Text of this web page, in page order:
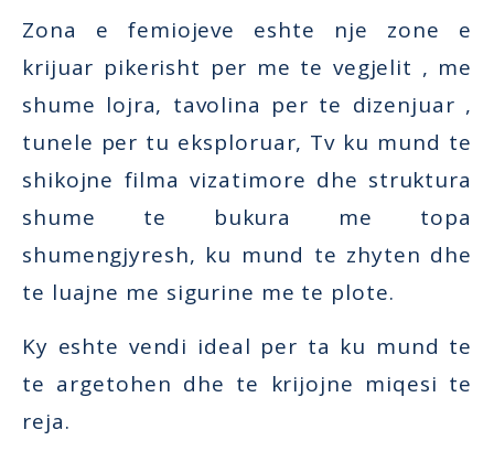
Zona e femiojeve eshte nje zone e
krijuar pikerisht per me te vegjelit , me
shume lojra, tavolina per te dizenjuar ,
tunele per tu eksploruar, Tv ku mund te
shikojne filma vizatimore dhe struktura
shume te bukura me topa
shumengjyresh, ku mund te zhyten dhe
te luajne me sigurine me te plote.
Ky eshte vendi ideal per ta ku mund te
te argetohen dhe te krijojne miqesi te
reja.